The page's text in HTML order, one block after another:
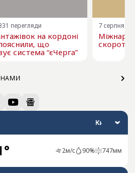
перегляди
на кордоні
що
система “єЧерга”
7 серпня,
НАМИ
2м/с 90% 747мм